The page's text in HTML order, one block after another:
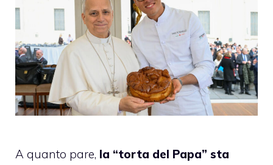
A quanto pare, la “torta del Papa” sta